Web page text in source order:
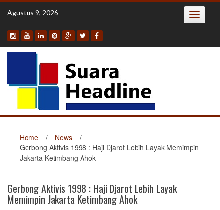
Skip
Agustus 9, 2026 Toggle
Home / News
/
Gerbong Aktivis 1998 : Haji Djarot Lebih Layak Memimpin
Jakarta Ketimbang Ahok
Gerbong Aktivis 1998 : Haji Djarot Lebih Layak
Memimpin Jakarta Ketimbang Ahok